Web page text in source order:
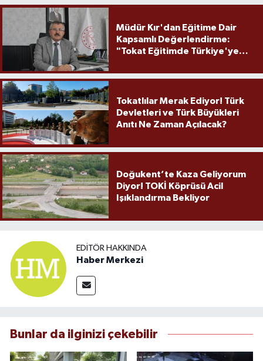
Müdür Kır'dan Eğitime Dair
Kapsamlı Değerlendirme:
"Tokat Eğitimde Türkiye'ye
Tokatlılar Merak Ediyor! Türk
Devletleri ve Türk Büyükleri
Anıtı Ne Zaman Açılacak?
Doğukent’te Kaza Geliyorum
Diyor! TOKİ Köprüsü Acil
Işıklandırma Bekliyor
EDITÖR HAKKINDA
Haber Merkezi
Bunlar da ilginizi çekebilir